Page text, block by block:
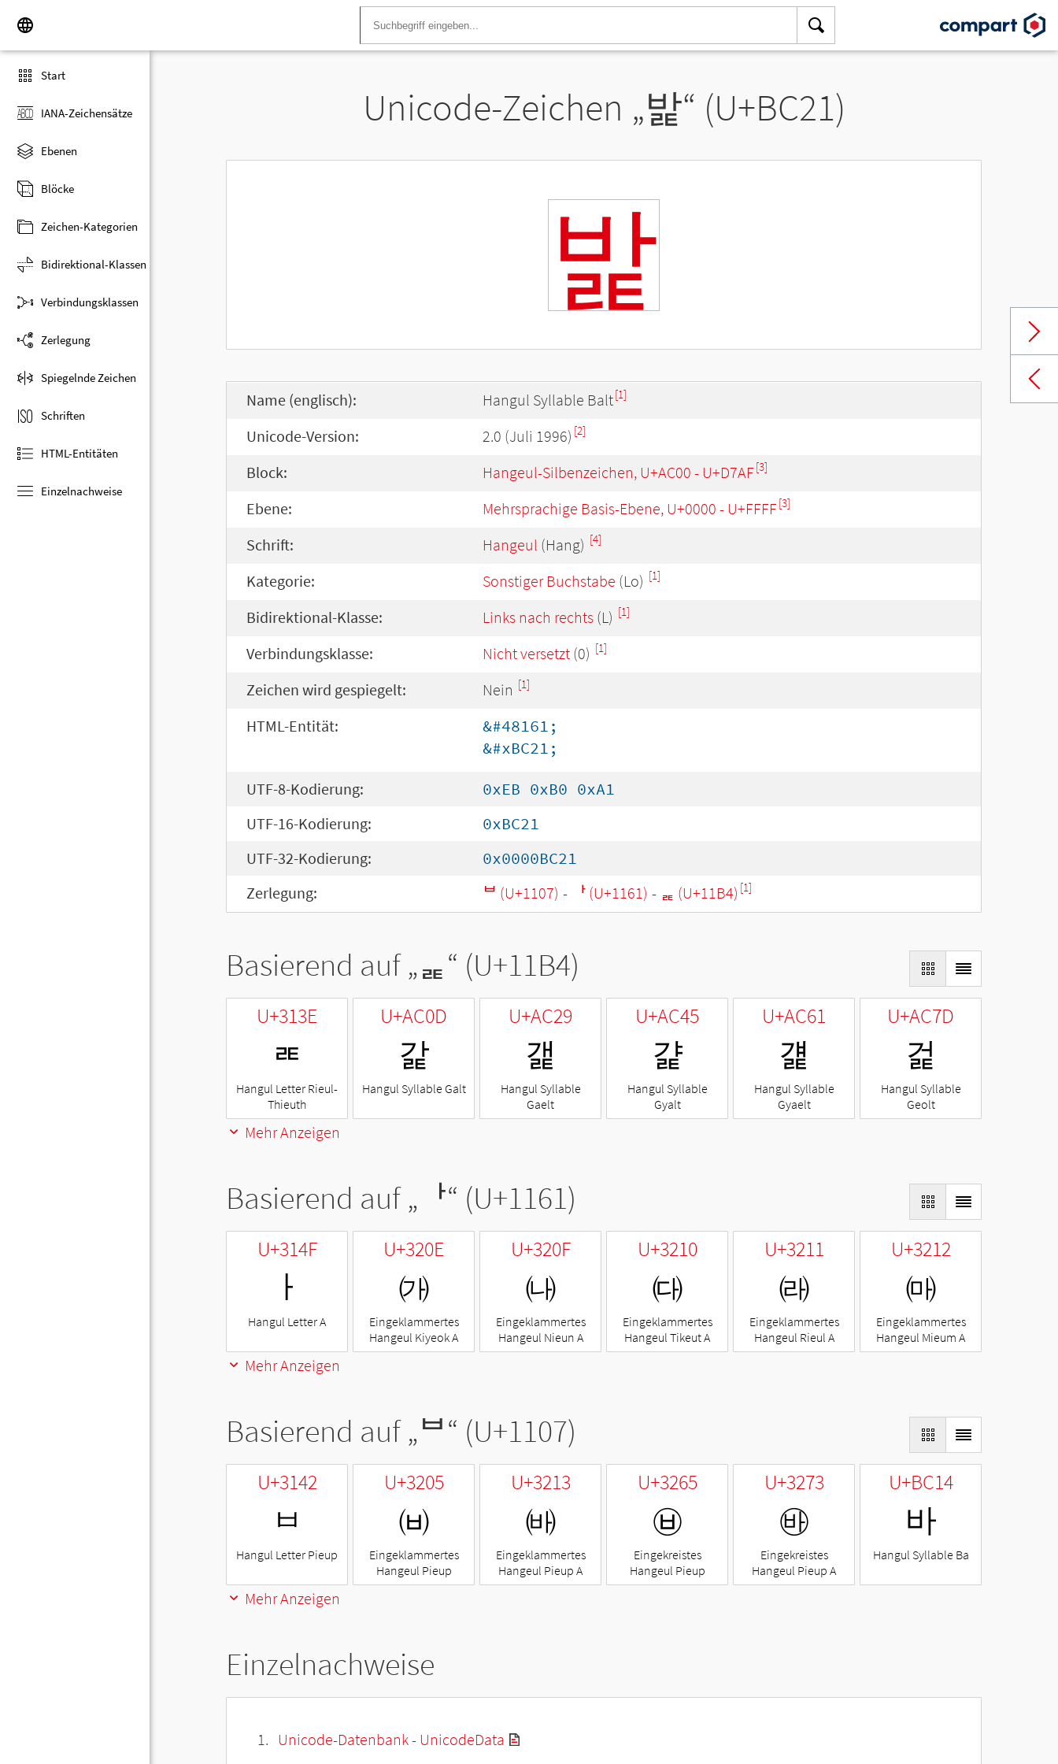
Start
IANA-Zeichensätze
Ebenen
Blöcke
Zeichen-Kategorien
Bidirektional-Klassen
Verbindungsklassen
Zerlegung
Spiegelnde Zeichen
Schriften
HTML-Entitäten
Einzelnachweise
Unicode-Zeichen „밡“ (U+BC21)
밡
Name (englisch): Hangul Syllable Balt[1]
Unicode-Version: 2.0 (Juli 1996) [2]
Block: Hangeul-Silbenzeichen, U+AC00 - U+D7AF[3]
Ebene: Mehrsprachige Basis-Ebene, U+0000 - U+FFFF[3]
Schrift: Hangeul (Hang) [4]
Kategorie: Sonstiger Buchstabe (Lo) [1]
Bidirektional-Klasse: Links nach rechts (L) [1]
Verbindungsklasse: Nicht versetzt (0) [1]
Zeichen wird gespiegelt: Nein [1]
HTML-Entität:
&#48161;
&#xBC21;
UTF-8-Kodierung:
0xEB 0xB0 0xA1
UTF-16-Kodierung:
0xBC21
UTF-32-Kodierung:
0x0000BC21
Zerlegung:
ᄇ (U+1107) - ᅡ (U+1161) - ᆴ (U+11B4) [1]
Basierend auf „ᆴ“ (U+11B4)
U+313E
ㄾ
Hangul Letter Rieul-
Thieuth
U+AC0D
갍
Hangul Syllable Galt
U+AC29
갩
Hangul Syllable
Gaelt
U+AC45
걅
Hangul Syllable
Gyalt
U+AC61
걡
Hangul Syllable
Gyaelt
U+AC7D
걽
Hangul Syllable
Geolt
Mehr Anzeigen
Basierend auf „ ᅡ“ (U+1161)
U+314F
ㅏ
Hangul Letter A
U+320E
㈎
Eingeklammertes
Hangeul Kiyeok A
U+320F
㈏
Eingeklammertes
Hangeul Nieun A
U+3210
㈐
Eingeklammertes
Hangeul Tikeut A
U+3211
㈑
Eingeklammertes
Hangeul Rieul A
U+3212
㈒
Eingeklammertes
Hangeul Mieum A
Mehr Anzeigen
Basierend auf „ᄇ“ (U+1107)
U+3142
ㅂ
Hangul Letter Pieup
U+3205
㈅
Eingeklammertes
Hangeul Pieup
U+3213
㈓
Eingeklammertes
Hangeul Pieup A
U+3265
㉥
Eingekreistes
Hangeul Pieup
U+3273
㉳
Eingekreistes
Hangeul Pieup A
U+BC14
바
Hangul Syllable Ba
Mehr Anzeigen
Einzelnachweise
Unicode-Datenbank - UnicodeData